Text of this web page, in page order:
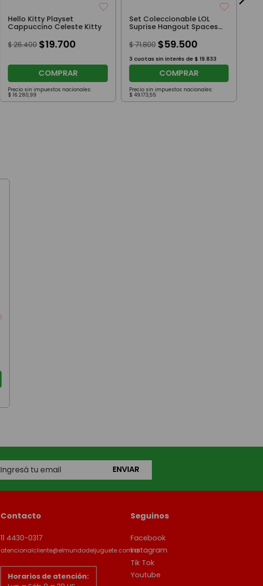
Hello Kitty Playset
Cappuccino Celeste Kitty
$ 26.400 $19.700
COMPRAR
Precio sin impuestos nacionales:
$ 16.280,99
Set Coleccionable LOL
Suprise Hangout Spaces
$ 71.800 $59.500
3 cuotas sin interés de $19.833
COMPRAR
Precio sin impuestos nacionales:
$ 49.173,55
ENVIAR
Contacto
11 4430-0317
atencionalcliente@elmundodeljuguete.com.ar
Horarios de atención:
Seguinos
Facebook
Instagram
Tik Tok
Youtube